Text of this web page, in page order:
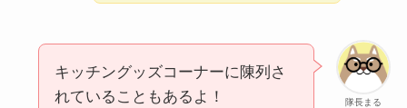
隊長まる
キッチングッズコーナーに陳列さ
れていることもあるよ！